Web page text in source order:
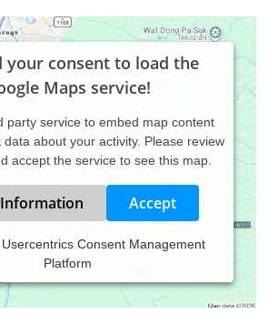
your consent to load the
Maps service!
party service to embed map content
about your activity. Please review
accept the service to see this map.
Accept
Usercentrics Consent Management
Platform
Freude, dich insbesondere als Frau, als
darin zu bestärken,